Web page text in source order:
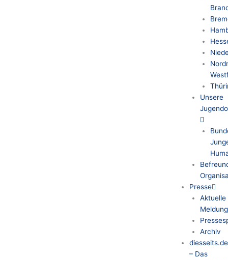
Unsere
Presse
Aktuelle
Archiv
diesseits.de
– Das